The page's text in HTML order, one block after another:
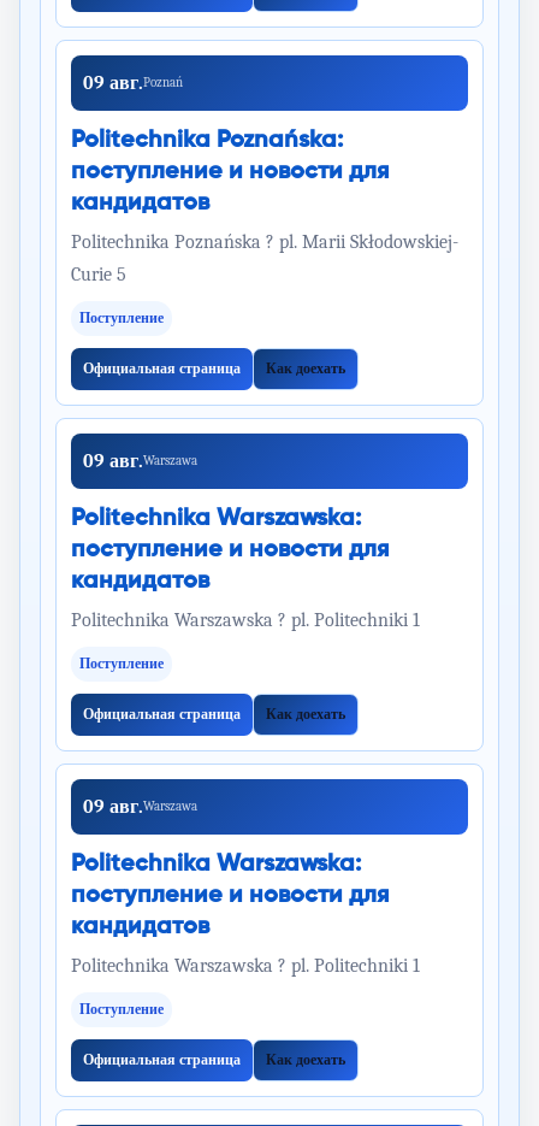
09 авг.Poznań
Politechnika Poznańska:
поступление и новости для
кандидатов
Politechnika Poznańska ? pl. Marii Skłodowskiej-
Curie 5
Поступление
Официальная страница Как доехать
09 авг.Warszawa
Politechnika Warszawska:
поступление и новости для
кандидатов
Politechnika Warszawska ? pl. Politechniki 1
Поступление
Официальная страница Как доехать
09 авг.Warszawa
Politechnika Warszawska:
поступление и новости для
кандидатов
Politechnika Warszawska ? pl. Politechniki 1
Поступление
Официальная страница Как доехать